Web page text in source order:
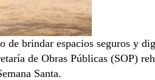
brindar espacios seguros y
de Obras Públicas (SOP)
Santa.